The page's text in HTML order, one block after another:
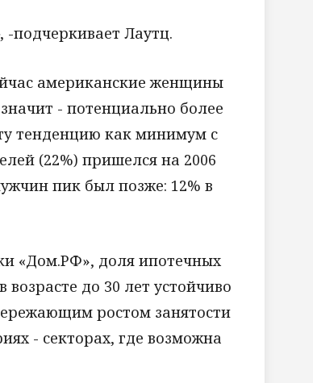
, -подчеркивает Лаутц.
американские женщины
- потенциально более
тенденцию как минимум с
(22%) пришелся на 2006
пик был позже: 12% в
«Дом.РФ», доля ипотечных
до 30 лет устойчиво
ростом занятости
- секторах, где возможна